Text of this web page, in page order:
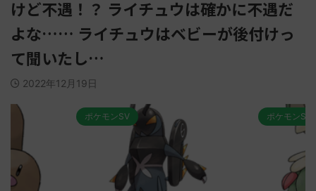
けど不遇！？ ライチュウは確かに不遇だ
よな…… ライチュウはベビーが後付けっ
て聞いたし…
2022年12月19日
ポケモンSV ポケモンSV